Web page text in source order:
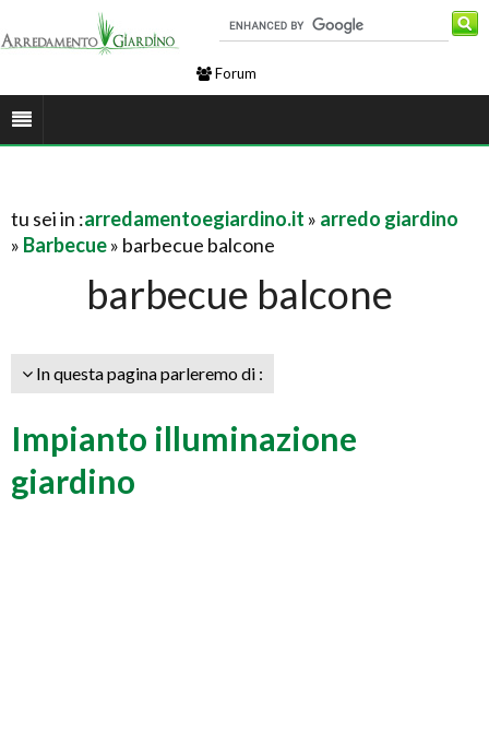
Forum
tu sei in :arredamentoegiardino.it » arredo giardino
» Barbecue» barbecue balcone
barbecue balcone
In questa pagina parleremo di :
Impianto illuminazione
giardino